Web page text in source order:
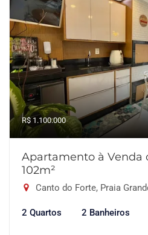
R$ 1.100.000
Apartamento à Venda
102m²
Canto do Forte, Praia
2 Quartos 2 Banheiros